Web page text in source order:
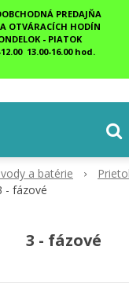
PREDAJŇA
OTVÁRACÍCH HODÍN
- PIATOK
12.00 13.00-16.00 hod.
a batérie
- fázové
3 - fázové